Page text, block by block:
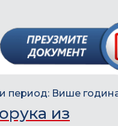
период: Више
из